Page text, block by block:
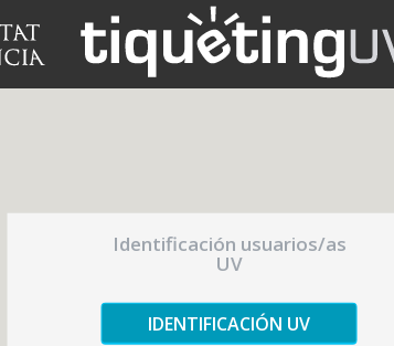
Identificación usuarios/as
UV
IDENTIFICACIÓN UV